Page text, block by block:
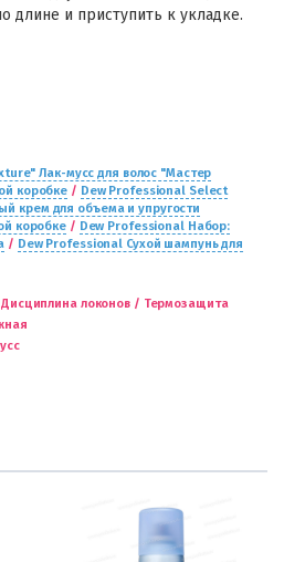
длине и приступить к укладке.
Лак-мусс для волос "Мастер
коробке / Dew Professional Select
крем для объема и упругости
коробке/ Dew Professional Набор:
/ Dew Professional Сухой шампунь для
Дисциплина локонов / Термозащита